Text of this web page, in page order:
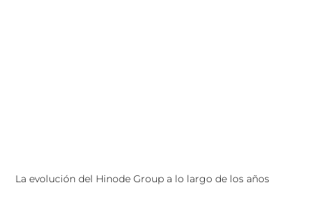
La evolución del Hinode Group a lo largo de los años